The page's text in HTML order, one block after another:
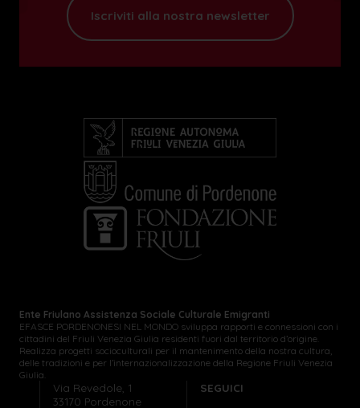
Iscriviti alla nostra newsletter
Ente Friulano Assistenza Sociale Culturale Emigranti
EFASCE PORDENONESI NEL MONDO sviluppa rapporti e connessioni con i
cittadini del Friuli Venezia Giulia residenti fuori dal territorio d’origine.
Realizza progetti socioculturali per il mantenimento della nostra cultura,
delle tradizioni e per l’internazionalizzazione della Regione Friuli Venezia
Giulia.
Via Revedole, 1
33170 Pordenone
SEGUICI